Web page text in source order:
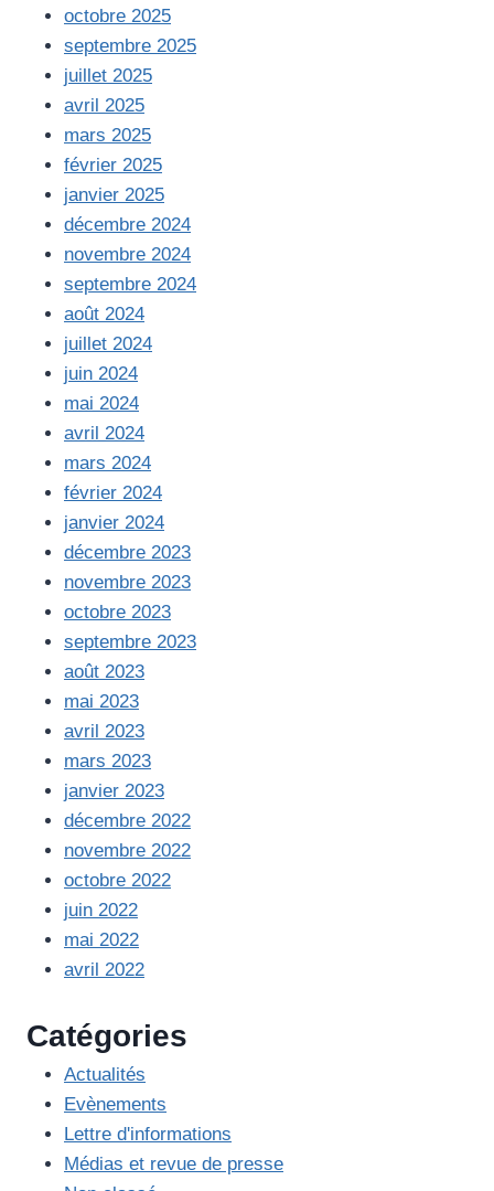
octobre 2025
septembre 2025
juillet 2025
avril 2025
mars 2025
février 2025
janvier 2025
décembre 2024
novembre 2024
septembre 2024
août 2024
juillet 2024
juin 2024
mai 2024
avril 2024
mars 2024
février 2024
janvier 2024
décembre 2023
novembre 2023
octobre 2023
septembre 2023
août 2023
mai 2023
avril 2023
mars 2023
janvier 2023
décembre 2022
novembre 2022
octobre 2022
juin 2022
mai 2022
avril 2022
Catégories
Actualités
Evènements
Lettre d'informations
Médias et revue de presse